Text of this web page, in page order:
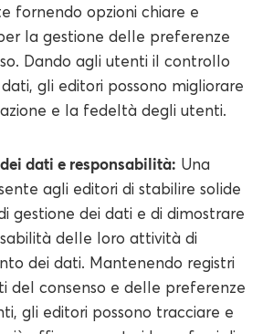
fornendo opzioni chiare e
la gestione delle preferenze
Dando agli utenti il controllo
gli editori possono migliorare
e la fedeltà degli utenti.
dati e responsabilità: Una
agli editori di stabilire solide
gestione dei dati e di dimostrare
delle loro attività di
dei dati. Mantenendo registri
del consenso e delle preferenze
gli editori possono tracciare e